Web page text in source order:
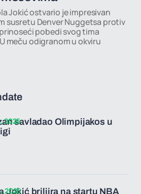
Jokić ostvario je impresivan
susretu Denver Nuggetsa protiv
pobedi svog tima
meču odigranom u okviru
savladao Olimpijakos u
2025
Jokić briljira na startu NBA
2025